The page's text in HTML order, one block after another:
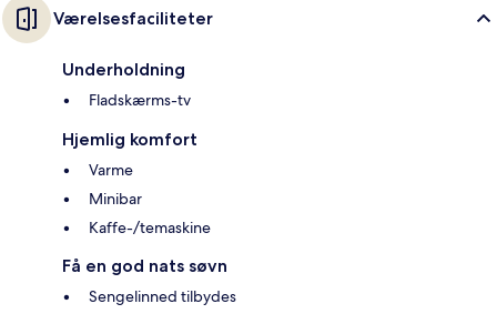
Værelsesfaciliteter
Underholdning
Fladskærms-tv
Hjemlig komfort
Varme
Minibar
Kaffe-/temaskine
Få en god nats søvn
Sengelinned tilbydes